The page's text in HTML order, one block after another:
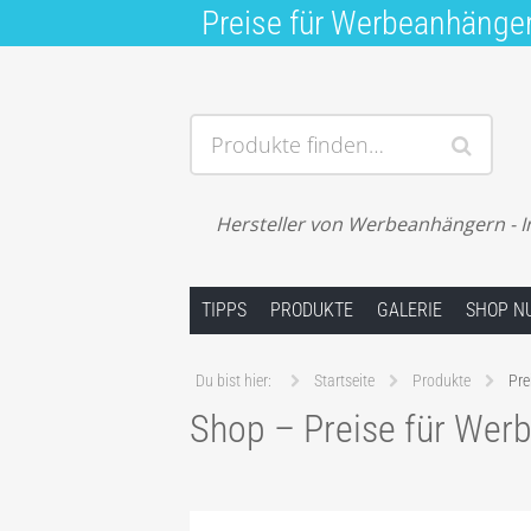
Preise für
Produkte finden…
Hersteller von Werbeanhängern -
TIPPS PRODUKTE GALERIE SHOP
Du bist hier: Startseite Produkte
Shop – Preise für